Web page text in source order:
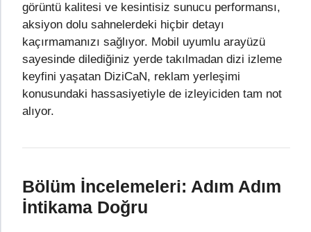
görüntü kalitesi ve kesintisiz sunucu performansı,
aksiyon dolu sahnelerdeki hiçbir detayı
kaçırmamanızı sağlıyor. Mobil uyumlu arayüzü
sayesinde dilediğiniz yerde takılmadan dizi izleme
keyfini yaşatan DiziCaN, reklam yerleşimi
konusundaki hassasiyetiyle de izleyiciden tam not
alıyor.
Bölüm İncelemeleri: Adım Adım
İntikama Doğru